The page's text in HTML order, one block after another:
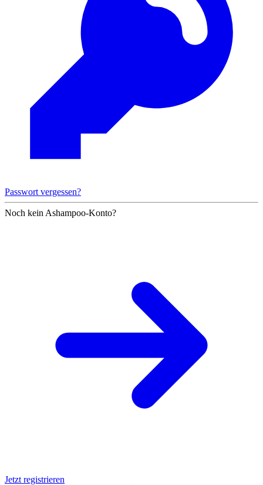
Passwort vergessen?
Noch kein Ashampoo-Konto?
Jetzt registrieren